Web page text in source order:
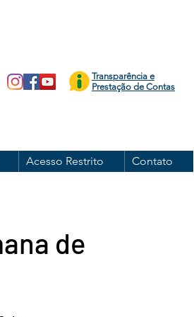
Transparência e
Prestação de Contas
Acesso Restrito Contato
de